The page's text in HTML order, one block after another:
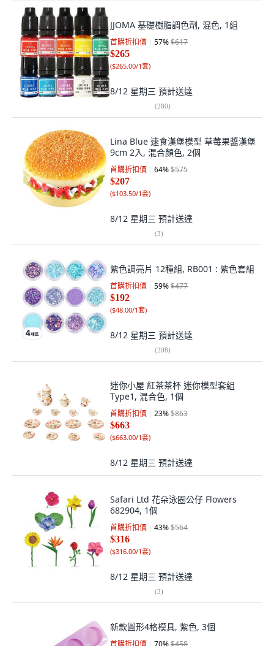
JJOMA 基礎樹脂調色劑, 混色, 1組
首購折扣價 57%$617
$265
($265.00/1套)
8/12 星期三 預計送達
(280)
Lina Blue 速食漢堡模型 草莓果醬漢堡
9cm 2入, 混合顏色, 2個
首購折扣價 64%$575
$207
($103.50/1套)
8/12 星期三 預計送達
(3)
紫色調亮片 12種組, RB001 : 紫色套組
首購折扣價 59%$477
$192
($48.00/1套)
8/12 星期三 預計送達
(208)
迷你小屋 紅茶茶杯 迷你模型套組
Type1, 混合色, 1個
首購折扣價 23%$863
$663
($663.00/1套)
8/12 星期三 預計送達
Safari Ltd 花朵泳圈公仔 Flowers
682904, 1個
首購折扣價 43%$564
$316
($316.00/1套)
8/12 星期三 預計送達
(3)
新款圓形4格模具, 紫色, 3個
首購折扣價 70%$458